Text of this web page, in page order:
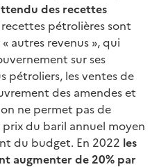
des recettes
recettes pétrolières sont
autres revenus », qui
sur ses
pétroliers, les ventes de
des amendes et
ne permet pas de
du baril annuel moyen
du budget. En 2022 les
augmenter de 20% par